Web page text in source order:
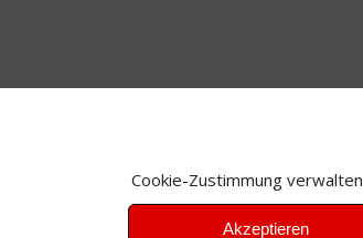
Cookie-Zustimmung verwalten
Akzeptieren